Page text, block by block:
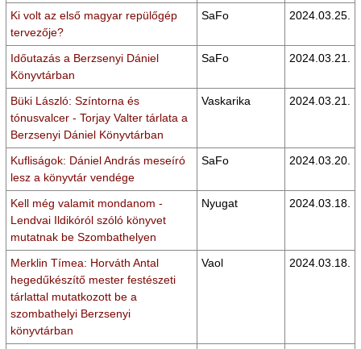
Ki volt az első magyar repülőgép
tervezője?
SaFo 2024.03.25.
Időutazás a Berzsenyi Dániel
Könyvtárban
SaFo 2024.03.21.
Büki László: Színtorna és
tónusvalcer - Torjay Valter tárlata a
Berzsenyi Dániel Könyvtárban
Vaskarika 2024.03.21.
Kufliságok: Dániel András meseíró
lesz a könyvtár vendége
SaFo 2024.03.20.
Kell még valamit mondanom -
Lendvai Ildikóról szóló könyvet
mutatnak be Szombathelyen
Nyugat 2024.03.18.
Merklin Tímea: Horváth Antal
hegedűkészítő mester festészeti
tárlattal mutatkozott be a
szombathelyi Berzsenyi
könyvtárban
Vaol 2024.03.18.